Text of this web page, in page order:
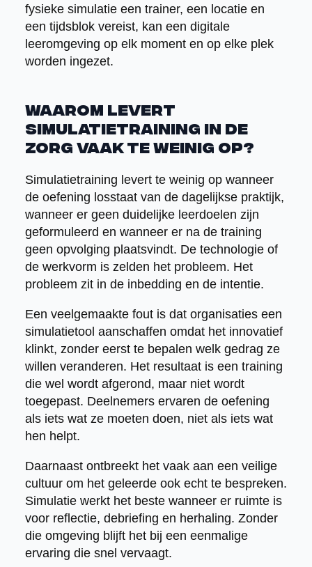
fysieke simulatie een trainer, een locatie en
een tijdsblok vereist, kan een digitale
leeromgeving op elk moment en op elke plek
worden ingezet.
Waarom levert
simulatietraining in de
zorg vaak te weinig op?
Simulatietraining levert te weinig op wanneer
de oefening losstaat van de dagelijkse praktijk,
wanneer er geen duidelijke leerdoelen zijn
geformuleerd en wanneer er na de training
geen opvolging plaatsvindt. De technologie of
de werkvorm is zelden het probleem. Het
probleem zit in de inbedding en de intentie.
Een veelgemaakte fout is dat organisaties een
simulatietool aanschaffen omdat het innovatief
klinkt, zonder eerst te bepalen welk gedrag ze
willen veranderen. Het resultaat is een training
die wel wordt afgerond, maar niet wordt
toegepast. Deelnemers ervaren de oefening
als iets wat ze moeten doen, niet als iets wat
hen helpt.
Daarnaast ontbreekt het vaak aan een veilige
cultuur om het geleerde ook echt te bespreken.
Simulatie werkt het beste wanneer er ruimte is
voor reflectie, debriefing en herhaling. Zonder
die omgeving blijft het bij een eenmalige
ervaring die snel vervaagt.